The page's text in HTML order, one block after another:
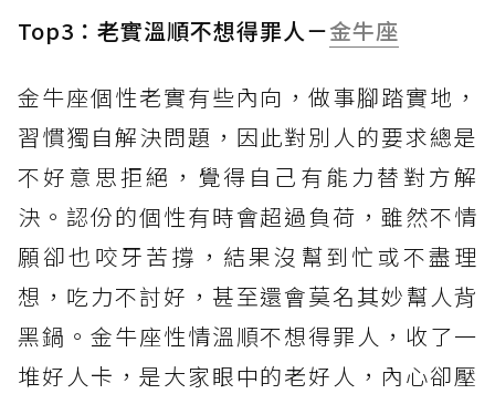
Top3：老實溫順不想得罪人－金牛座
金牛座個性老實有些內向，做事腳踏實地，
習慣獨自解決問題，因此對別人的要求總是
不好意思拒絕，覺得自己有能力替對方解
決。認份的個性有時會超過負荷，雖然不情
願卻也咬牙苦撐，結果沒幫到忙或不盡理
想，吃力不討好，甚至還會莫名其妙幫人背
黑鍋。金牛座性情溫順不想得罪人，收了一
堆好人卡，是大家眼中的老好人，內心卻壓